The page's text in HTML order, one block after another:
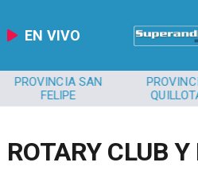
EN VIVO
PROVINCIA SAN
FELIPE
ROTARY CLUB